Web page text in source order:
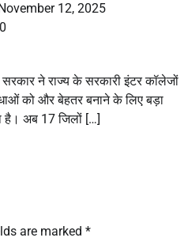
12, 2025
सरकार ने राज्य के सरकारी इंटर कॉलेजों
को और बेहतर बनाने के लिए बड़ा
है। अब 17 जिलों […]
are marked *